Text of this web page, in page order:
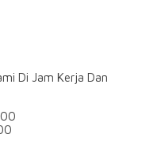
Di Jam Kerja Dan